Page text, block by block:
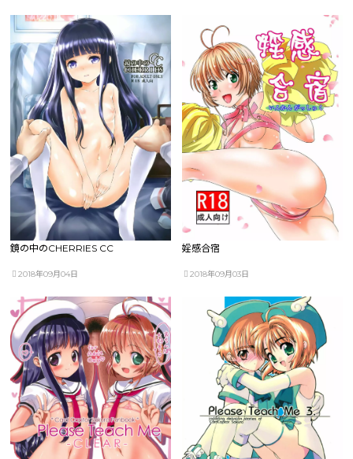
鏡の中のCHERRIES CC
2018年09月04日
婬感合宿
2018年09月03日